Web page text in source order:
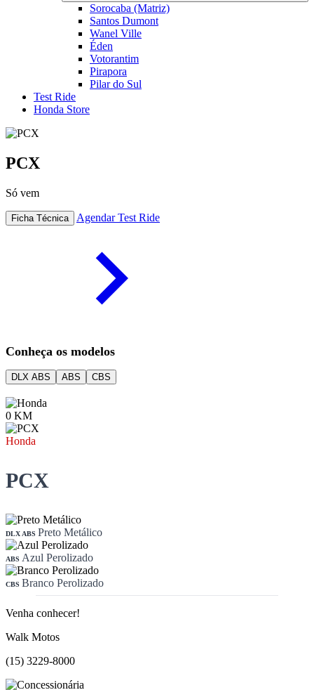
Sorocaba (Matriz)
Santos Dumont
Wanel Ville
Éden
Votorantim
Pirapora
Pilar do Sul
Test Ride
Honda Store
PCX
Só vem
Ficha Técnica Agendar Test Ride
Conheça os modelos
DLX ABS ABS CBS
0 KM
Honda
PCX
DLX ABS Preto Metálico
ABS Azul Perolizado
CBS Branco Perolizado
Venha conhecer!
Walk Motos
(15) 3229-8000